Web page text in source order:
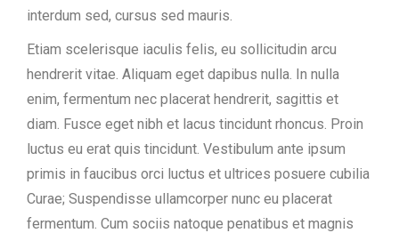
interdum sed, cursus sed mauris.
Etiam scelerisque iaculis felis, eu sollicitudin arcu
hendrerit vitae. Aliquam eget dapibus nulla. In nulla
enim, fermentum nec placerat hendrerit, sagittis et
diam. Fusce eget nibh et lacus tincidunt rhoncus. Proin
luctus eu erat quis tincidunt. Vestibulum ante ipsum
primis in faucibus orci luctus et ultrices posuere cubilia
Curae; Suspendisse ullamcorper nunc eu placerat
fermentum. Cum sociis natoque penatibus et magnis